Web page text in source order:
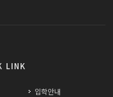
LINK
입학안내